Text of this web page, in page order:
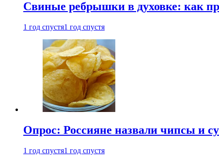
Свиные ребрышки в духовке: как
1 год спустя1 год спустя
Опрос: Россияне назвали чипсы и
1 год спустя1 год спустя